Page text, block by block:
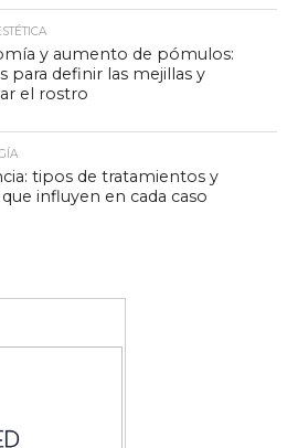
y aumento de pómulos:
para definir las mejillas y
el rostro
tipos de tratamientos y
influyen en cada caso